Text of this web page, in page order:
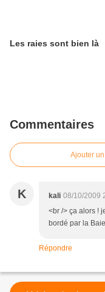
Les raies sont bien là
Commentaires
Ajouter
K kali 08/10/2009
<br /> ça alors !
bordé par la
Répondre